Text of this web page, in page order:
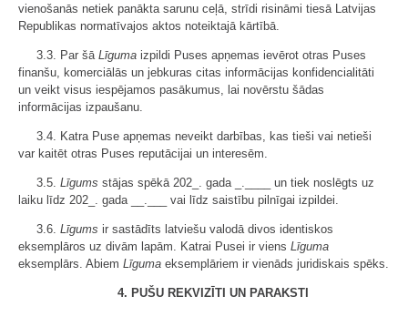
vienošanās netiek panākta sarunu ceļā, strīdi risināmi tiesā Latvijas
Republikas normatīvajos aktos noteiktajā kārtībā.
3.3. Par šā Līguma izpildi Puses apņemas ievērot otras Puses
finanšu, komerciālās un jebkuras citas informācijas konfidencialitāti
un veikt visus iespējamos pasākumus, lai novērstu šādas
informācijas izpaušanu.
3.4. Katra Puse apņemas neveikt darbības, kas tieši vai netieši
var kaitēt otras Puses reputācijai un interesēm.
3.5. Līgums stājas spēkā 202_. gada _.____ un tiek noslēgts uz
laiku līdz 202_. gada __.___ vai līdz saistību pilnīgai izpildei.
3.6. Līgums ir sastādīts latviešu valodā divos identiskos
eksemplāros uz divām lapām. Katrai Pusei ir viens Līguma
eksemplārs. Abiem Līguma eksemplāriem ir vienāds juridiskais spēks.
4. PUŠU REKVIZĪTI UN PARAKSTI